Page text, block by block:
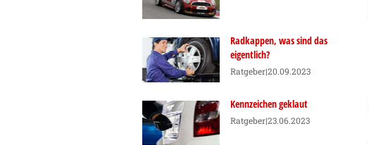
Radkappen, was sind das
eigentlich?
Ratgeber|20.09.2023
Kennzeichen geklaut
Ratgeber|23.06.2023